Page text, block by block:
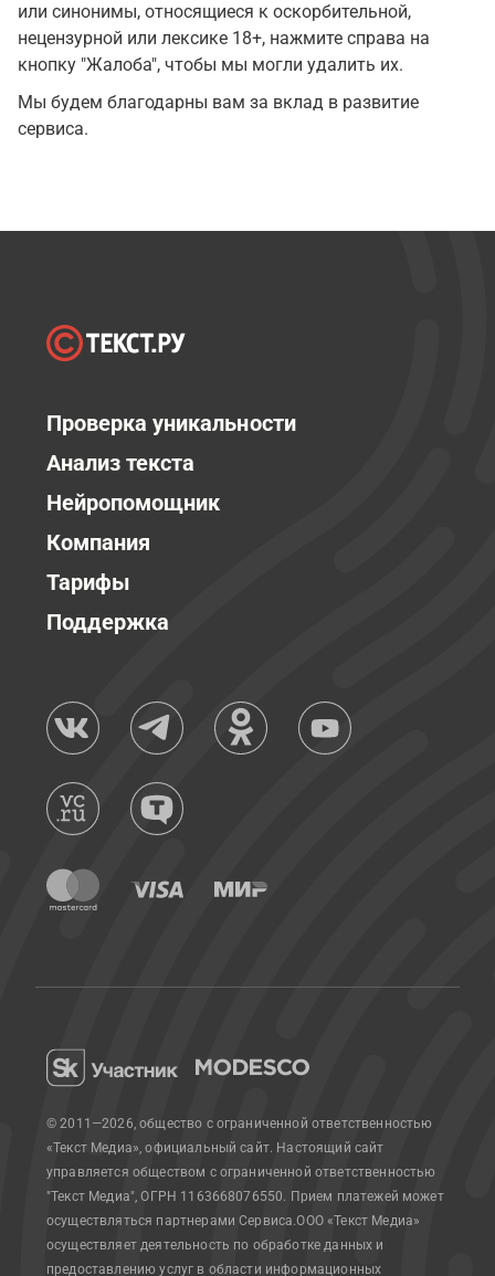
или синонимы, относящиеся к оскорбительной,
нецензурной или лексике 18+, нажмите справа на
кнопку "Жалоба", чтобы мы могли удалить их.
Мы будем благодарны вам за вклад в развитие
сервиса.
Проверка уникальности
Анализ текста
Нейропомощник
Компания
Тарифы
Поддержка
© 2011—2026, общество с ограниченной ответственностью
«Текст Медиа», официальный сайт. Настоящий сайт
управляется обществом с ограниченной ответственностью
"Текст Медиа", ОГРН 1163668076550. Прием платежей может
осуществляться партнерами Сервиса.ООО «Текст Медиа»
осуществляет деятельность по обработке данных и
предоставлению услуг в области информационных